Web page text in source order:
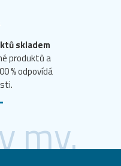
skladem
produktů a
% odpovídá
my.